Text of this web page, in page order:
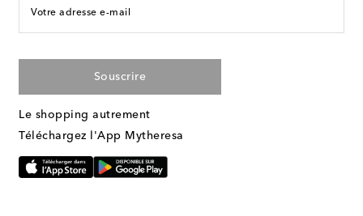
Votre adresse e-mail
Souscrire
Le shopping autrement
Téléchargez l'App Mytheresa